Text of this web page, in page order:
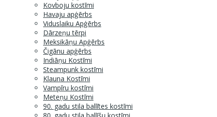
Kovboju kostīmi
Havaju apģērbs
Viduslaiku Apģērbs
Dārzeņu tērpi
Meksikāņu Apģērbs
Čigānu apģērbs
Indiāņu Kostīmi
Steampunk kostīmi
Klauna Kostīmi
Vampīru kostīmi
Meteņu Kostīmi
90. gadu stila ballītes kostīmi
80. gadu stila ballīšu kostīmi